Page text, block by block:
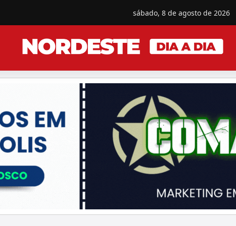
sábado, 8 de agosto de 2026